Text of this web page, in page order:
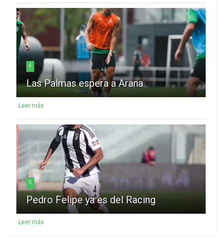
4
Las Palmas espera a Arana
Leer más
5
Pedro Felipe ya es del Racing
Leer más